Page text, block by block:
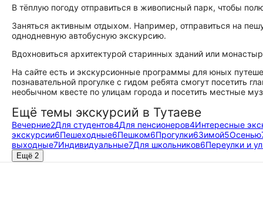
В тёплую погоду отправиться в живописный парк, чтобы
Заняться активным отдыхом. Например, отправиться на
однодневную автобусную экскурсию.
Вдохновиться архитектурой старинных зданий или
На сайте есть и экскурсионные программы для юных
познавательной прогулке с гидом ребята смогут посетить
необычном квесте по улицам города и посетить местные
Ещё темы экскурсий в Тутаеве
Вечерние2Для студентов4Для пенсионеров4Интересные
экскурсии6Пешеходные6Пешком6Прогулки6Зимой5Осенью
выходные7Индивидуальные7Для школьников6Переулки и
Ещё 2